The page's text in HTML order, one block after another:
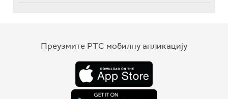
Преузмите РТС мобилну апликацију